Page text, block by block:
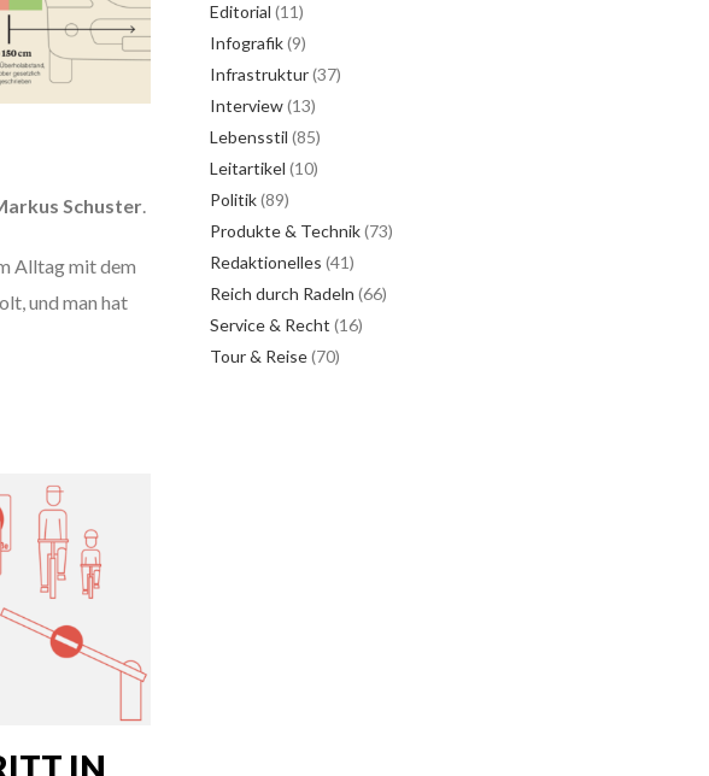
Schuster.
Alltag mit dem
und man hat
IN
Editorial (11)
Infografik(9)
Infrastruktur(37)
Interview(13)
Lebensstil (85)
Leitartikel (10)
Politik(89)
Produkte & Technik(73)
Redaktionelles (41)
Reich durch Radeln (66)
Service & Recht (16)
Tour & Reise(70)